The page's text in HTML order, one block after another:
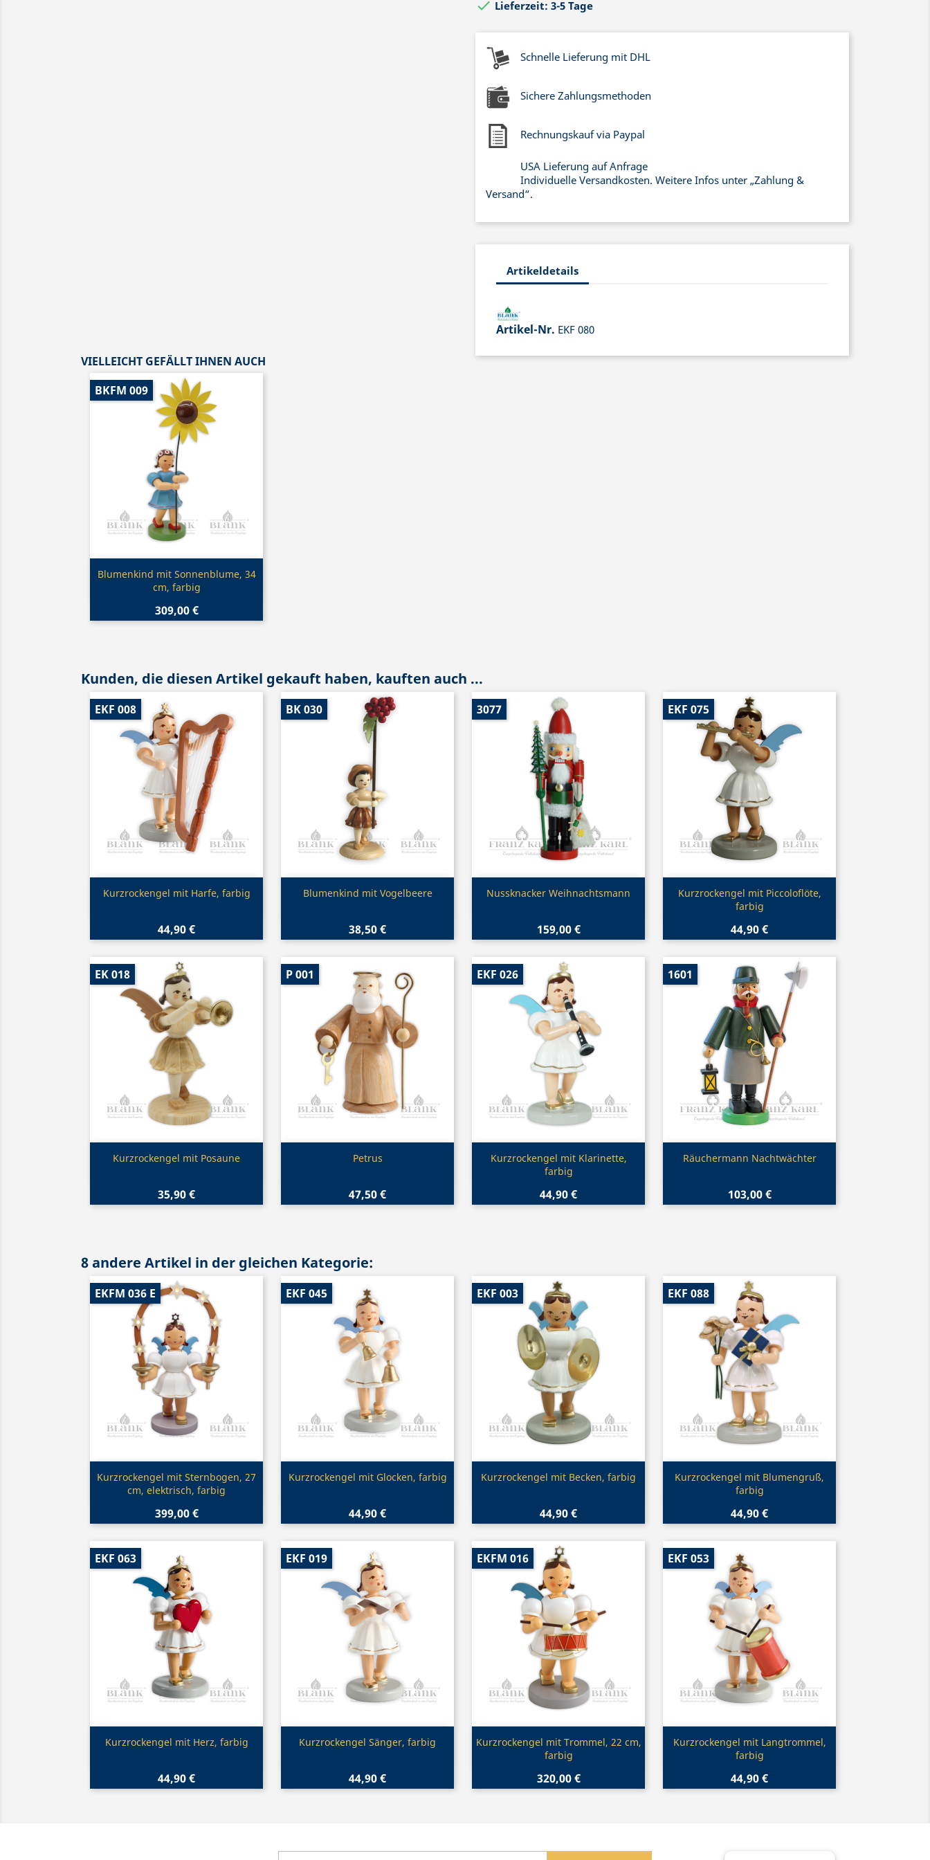
 Lieferzeit: 3-5 Tage
Schnelle Lieferung mit DHL
Sichere Zahlungsmethoden
Rechnungskauf via Paypal
USA Lieferung auf Anfrage
Individuelle Versandkosten. Weitere Infos unter „Zahlung &
Versand“.
Artikeldetails
Artikel-Nr. EKF 080
VIELLEICHT GEFÄLLT IHNEN AUCH
Vorschau
Blumenkind mit Sonnenblume, 34
cm, farbig
309,00 €
BKFM 009
Kunden, die diesen Artikel gekauft haben, kauften auch ...
Vorschau
Kurzrockengel mit Harfe, farbig
44,90 €
EKF 008
Vorschau
Blumenkind mit Vogelbeere
38,50 €
BK 030
Vorschau
Nussknacker Weihnachtsmann
159,00 €
3077
Vorschau
Kurzrockengel mit Piccoloflöte,
farbig
44,90 €
EKF 075
Vorschau
Kurzrockengel mit Posaune
35,90 €
EK 018
Vorschau
Petrus
47,50 €
P 001
Vorschau
Kurzrockengel mit Klarinette,
farbig
44,90 €
EKF 026
Vorschau
Räuchermann Nachtwächter
103,00 €
1601
8 andere Artikel in der gleichen Kategorie:
Vorschau
Kurzrockengel mit Sternbogen, 27
cm, elektrisch, farbig
399,00 €
EKFM 036 E
Vorschau
Kurzrockengel mit Glocken, farbig
44,90 €
EKF 045
Vorschau
Kurzrockengel mit Becken, farbig
44,90 €
EKF 003
Vorschau
Kurzrockengel mit Blumengruß,
farbig
44,90 €
EKF 088
Vorschau
Kurzrockengel mit Herz, farbig
44,90 €
EKF 063
Vorschau
Kurzrockengel Sänger, farbig
44,90 €
EKF 019
Vorschau
Kurzrockengel mit Trommel, 22 cm,
farbig
320,00 €
EKFM 016
Vorschau
Kurzrockengel mit Langtrommel,
farbig
44,90 €
EKF 053